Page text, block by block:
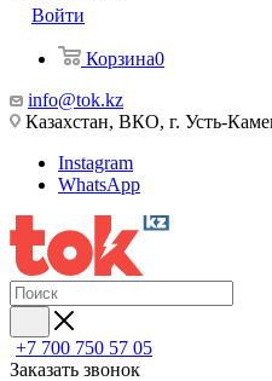
Войти
Корзина0
info@tok.kz
Казахстан, ВКО, г. Усть-
Instagram
WhatsApp
+7 700 750 57 05
Заказать звонок